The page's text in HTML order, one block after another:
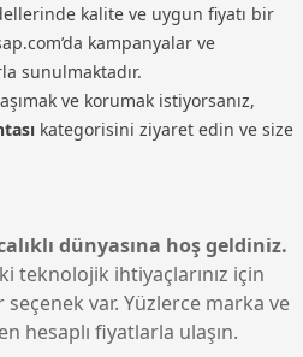
kalite ve uygun fiyatı bir
kampanyalar ve
sunulmaktadır.
ve korumak istiyorsanız,
kategorisini ziyaret edin ve size
dünyasına hoş geldiniz.
teknolojik ihtiyaçlarınız için
var. Yüzlerce marka ve
hesaplı fiyatlarla ulaşın.